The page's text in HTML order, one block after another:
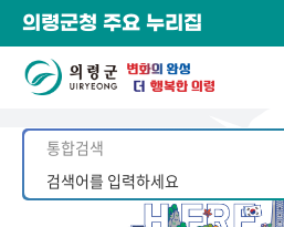
의령군청 주요 누리집